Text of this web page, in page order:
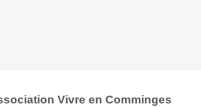
Vivre en Comminges